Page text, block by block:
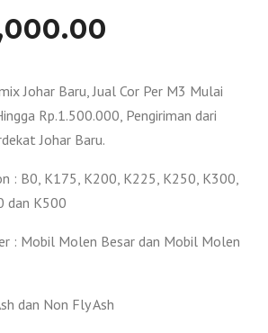
Johar Baru, Jual Cor Per M3 Mulai
Rp.1.500.000, Pengiriman dari
Johar Baru.
: B0, K175, K200, K225, K250, K300,
dan K500
: Mobil Molen Besar dan Mobil Molen
dan Non Fly Ash